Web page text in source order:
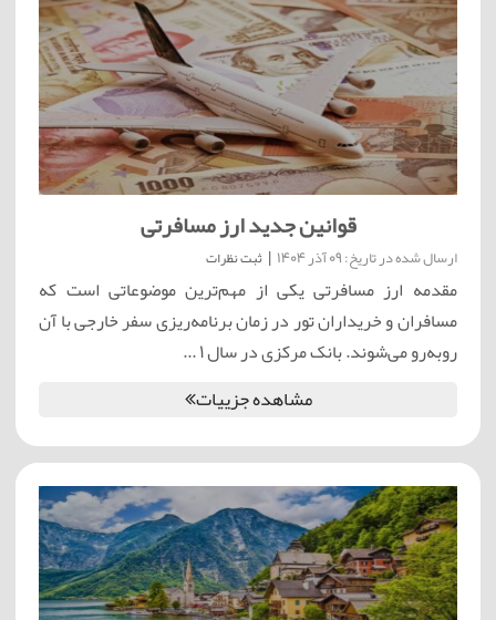
قوانین جدید ارز مسافرتی
ارسال شده در تاریخ: 09 آذر 1404 | ثبت نظرات
مقدمه ارز مسافرتی یکی از مهم‌ترین موضوعاتی است که
مسافران و خریداران تور در زمان برنامه‌ریزی سفر خارجی با آن
روبه‌رو می‌شوند. بانک مرکزی در سال ۱ ...
مشاهده جزییات